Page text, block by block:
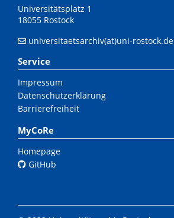
Universitätsplatz 1
18055 Rostock
universitaetsarchiv(at)uni-rostock.de
Service
Impressum
Datenschutzerklärung
Barrierefreiheit
MyCoRe
Homepage
GitHub